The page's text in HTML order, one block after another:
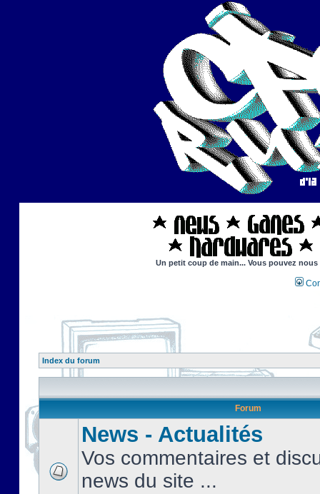
Un petit coup de main... Vous pouvez
Index du forum
Forum
News - Actualités
Vos commentaires et
news du site ...